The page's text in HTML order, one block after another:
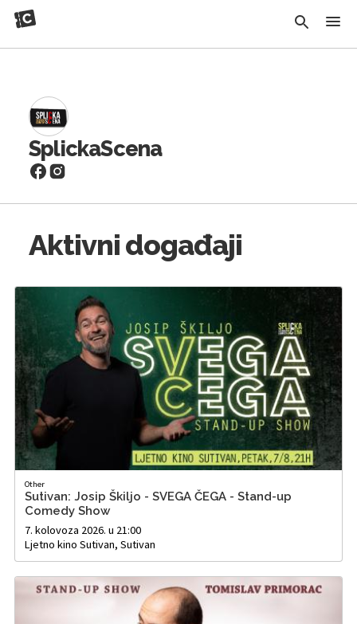
SplickaScena
Aktivni događaji
Other
Sutivan: Josip Škiljo - SVEGA ČEGA - Stand-up
Comedy Show
7. kolovoza 2026. u 21:00
Ljetno kino Sutivan, Sutivan